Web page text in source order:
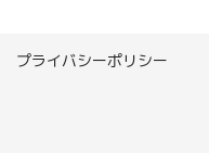
プライバシーポリシー